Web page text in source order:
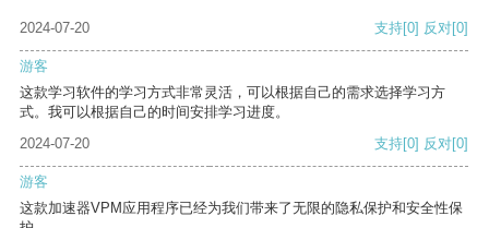
2024-07-20 支持[0] 反对[0]
游客
这款学习软件的学习方式非常灵活，可以根据自己的需求选择学习方
式。我可以根据自己的时间安排学习进度。
2024-07-20
支持[0] 反对[0]
游客
这款加速器VPM应用程序已经为我们带来了无限的隐私保护和安全性保